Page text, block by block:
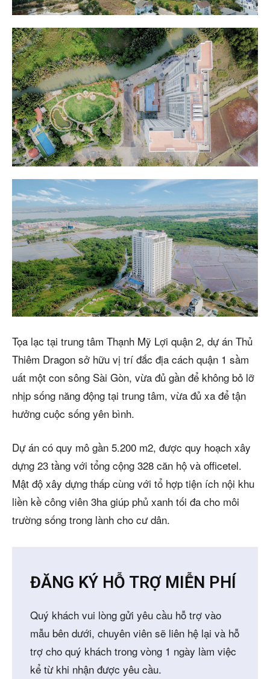
Tọa lạc tại trung tâm Thạnh Mỹ Lợi quận 2, dự án Thủ
Thiêm Dragon sở hữu vị trí đắc địa cách quận 1 sầm
uất một con sông Sài Gòn, vừa đủ gần để không bỏ lỡ
nhịp sống năng động tại trung tâm, vừa đủ xa để tận
hưởng cuộc sống yên bình.
Dự án có quy mô gần 5.200 m2, được quy hoạch xây
dựng 23 tầng với tổng cộng 328 căn hộ và officetel.
Mật độ xây dựng thấp cùng với tổ hợp tiện ích nội khu
liền kề công viên 3ha giúp phủ xanh tối đa cho môi
trường sống trong lành cho cư dân.
ĐĂNG KÝ HỖ TRỢ MIỄN PHÍ
Quý khách vui lòng gửi yêu cầu hỗ trợ vào
mẫu bên dưới, chuyên viên sẽ liên hệ lại và hỗ
trợ cho quý khách trong vòng 1 ngày làm việc
kể từ khi nhận được yêu cầu.